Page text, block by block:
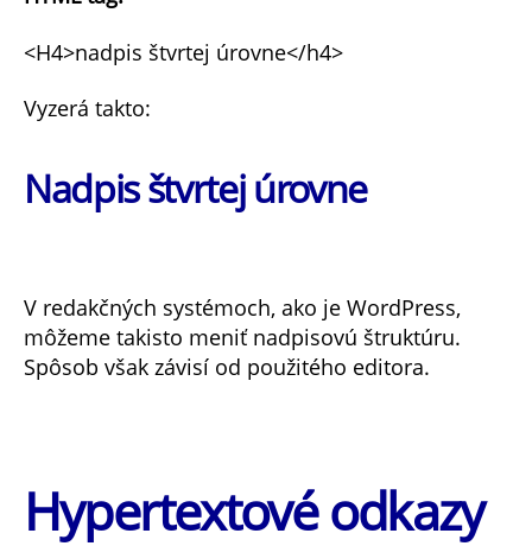
<H4>nadpis štvrtej úrovne</h4>
Vyzerá takto:
Nadpis štvrtej úrovne
V redakčných systémoch, ako je WordPress,
môžeme takisto meniť nadpisovú štruktúru.
Spôsob však závisí od použitého editora.
Hypertextové odkazy